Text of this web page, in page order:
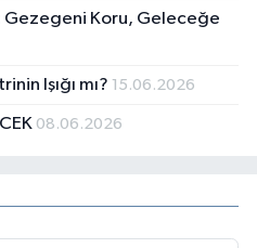
Koru, Geleceğe
Işığı mı? 15.06.2026
08.06.2026